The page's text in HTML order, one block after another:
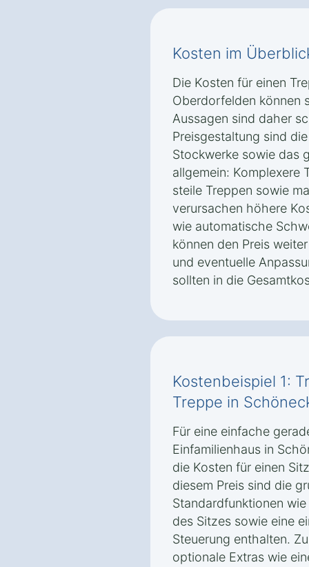
Kosten im
Die Kosten für einen
Oberdorfelden können
Aussagen sind daher
Preisgestaltung sind
Stockwerke sowie das
allgemein: Komplexere
steile Treppen sowie
verursachen höhere
wie automatische
können den Preis
und eventuelle
sollten in die
Kostenbeispiel 1:
Treppe in
Für eine einfache
Einfamilienhaus in
die Kosten für einen
diesem Preis sind die
Standardfunktionen
des Sitzes sowie eine
Steuerung enthalten.
optionale Extras wie